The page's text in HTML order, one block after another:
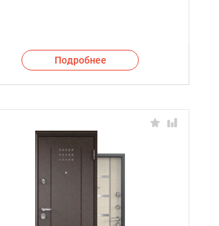
Подробнее